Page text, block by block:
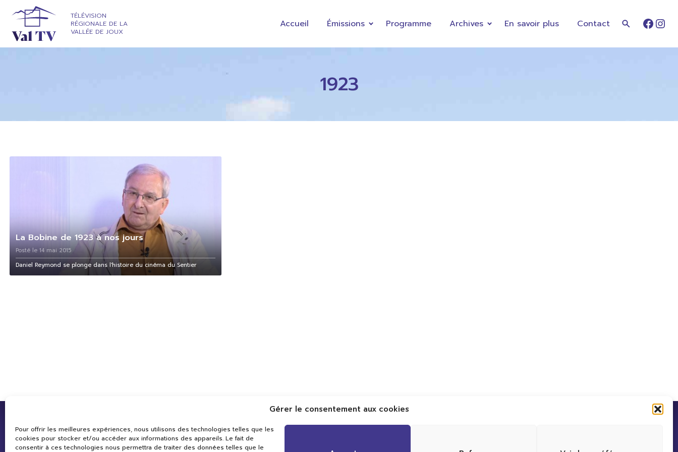
Gérer le consentement aux cookies
Pour offrir les meilleures expériences, nous utilisons des technologies telles que les
cookies pour stocker et/ou accéder aux informations des appareils. Le fait de
consentir à ces technologies nous permettra de traiter des données telles que le
TÉLÉVISION
RÉGIONALE DE LA
VALLÉE DE JOUX
Accueil Émissions Programme Archives En savoir plus Contact
1923
La Bobine de 1923 à nos jours
Posté le 14 mai 2015
Daniel Reymond se plonge dans l'histoire du cinéma du Sentier
Val TV